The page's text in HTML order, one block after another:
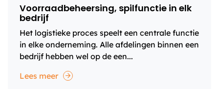
Voorraadbeheersing, spilfunctie in elk
bedrijf
Het logistieke proces speelt een centrale functie
in elke onderneming. Alle afdelingen binnen een
bedrijf hebben wel op de een...
Lees meer